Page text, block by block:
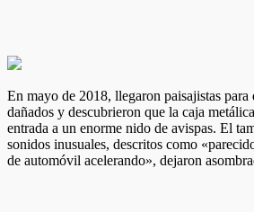
En mayo de 2018, llegaron paisajistas para
dañados y descubrieron que la caja
entrada a un enorme nido de avispas. El
sonidos inusuales, descritos como
de automóvil acelerando», dejaron